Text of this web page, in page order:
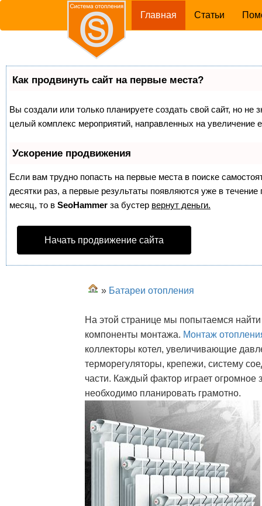
Главная (current)
Статьи
Как продвинуть сайт на первые места?
Вы создали или только планируете создать свой сайт, но не
целый комплекс мероприятий, направленных на увеличение
Ускорение продвижения
Если вам трудно попасть на первые места в поиске
десятки раз, а первые результаты появляются уже в
месяц, то в SeoHammer за бустер вернут деньги.
Начать продвижение сайта
» Батареи отопления
На этой странице мы попытаемся
компоненты монтажа. Монтаж
коллекторы котел, увеличивающие
терморегуляторы, крепежи, систему
части. Каждый фактор играет огромное
необходимо планировать грамотно.